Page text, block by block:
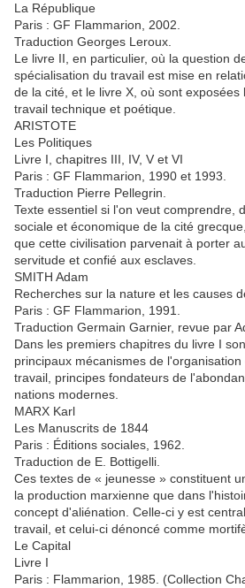
La République
Paris : GF Flammarion, 2002.
Traduction Georges Leroux.
Le livre II, en particulier, où la question
spécialisation du travail est mise en
de la cité, et le livre X, où sont exposées
travail technique et poétique.
ARISTOTE
Les Politiques
Livre I, chapitres III, IV, V et VI
Paris : GF Flammarion, 1990 et 1993.
Traduction Pierre Pellegrin.
Texte essentiel si l'on veut comprendre,
sociale et économique de la cité
que cette civilisation parvenait à porter
servitude et confié aux esclaves.
SMITH Adam
Recherches sur la nature et les causes
Paris : GF Flammarion, 1991.
Traduction Germain Garnier, revue par
Dans les premiers chapitres du livre I
principaux mécanismes de
travail, principes fondateurs de
nations modernes.
MARX Karl
Les Manuscrits de 1844
Paris : Éditions sociales, 1962.
Traduction de E. Bottigelli.
Ces textes de « jeunesse » constituent
la production marxienne que dans
concept d'aliénation. Celle-ci y est
travail, et celui-ci dénoncé comme
Le Capital
Livre I
Paris : Flammarion, 1985. (Collection